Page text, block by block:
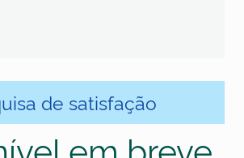
de satisfação